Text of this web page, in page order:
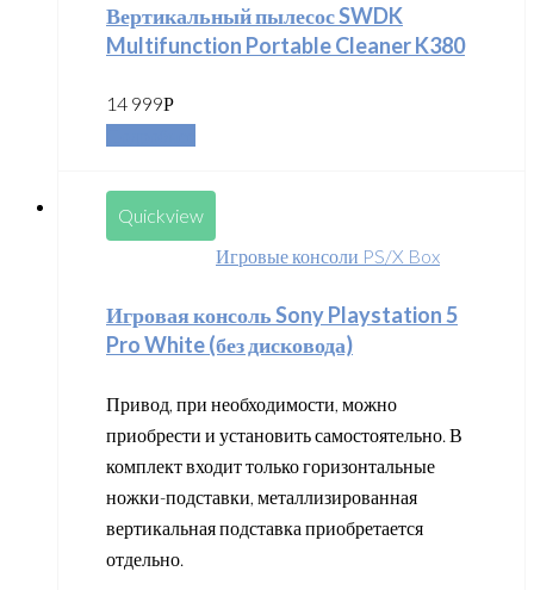
Вертикальный пылесос SWDK
Multifunction Portable Cleaner K380
14 999Р
Quickview
Игровые консоли PS/X Box
Игровая консоль Sony Playstation 5
Pro White (без дисковода)
Привод, при необходимости, можно
приобрести и установить самостоятельно. В
комплект входит только горизонтальные
ножки-подставки, металлизированная
вертикальная подставка приобретается
отдельно.